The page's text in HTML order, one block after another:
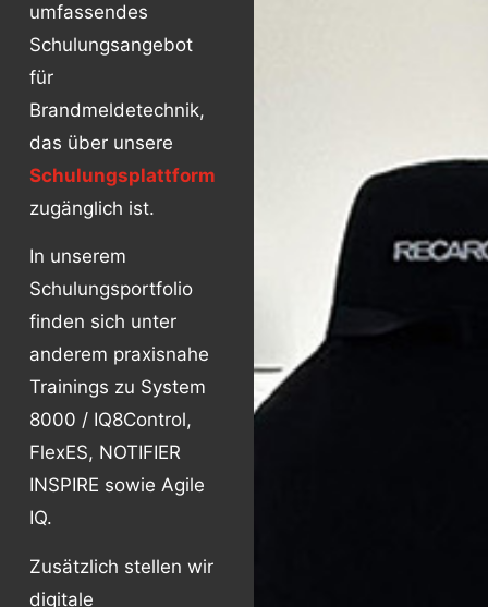
umfassendes
Schulungsangebot
für
Brandmeldetechnik,
das über unsere
Schulungsplattform
zugänglich ist.
In unserem
Schulungsportfolio
finden sich unter
anderem praxisnahe
Trainings zu System
8000 / IQ8Control,
FlexES, NOTIFIER
INSPIRE sowie Agile
IQ.
Zusätzlich stellen wir
digitale